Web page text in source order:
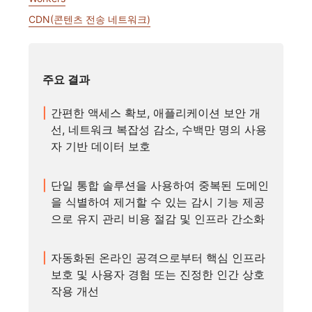
CDN(콘텐츠 전송 네트워크)
주요 결과
간편한 액세스 확보, 애플리케이션 보안 개
선, 네트워크 복잡성 감소, 수백만 명의 사용
자 기반 데이터 보호
단일 통합 솔루션을 사용하여 중복된 도메인
을 식별하여 제거할 수 있는 감시 기능 제공
으로 유지 관리 비용 절감 및 인프라 간소화
자동화된 온라인 공격으로부터 핵심 인프라
보호 및 사용자 경험 또는 진정한 인간 상호
작용 개선